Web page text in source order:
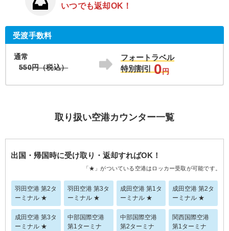
いつでも返却OK！
受渡手数料
通常
550円（税込）
フォートラベル
特別割引
0円
取り扱い空港カウンター一覧
出国・帰国時に受け取り・返却すればOK！
「★」がついている空港はロッカー受取が可能です。
羽田空港 第2タ
ーミナル ★
羽田空港 第3タ
ーミナル ★
成田空港 第1タ
ーミナル ★
成田空港 第2タ
ーミナル ★
成田空港 第3タ
ーミナル ★
中部国際空港
第1ターミナ
中部国際空港
第2ターミナ
関西国際空港
第1ターミナ